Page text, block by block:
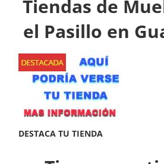
Tiendas de
el Pasillo en